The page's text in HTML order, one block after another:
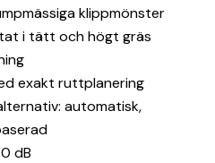
klippmönster
i tätt och högt gräs
exakt ruttplanering
automatisk,
dB